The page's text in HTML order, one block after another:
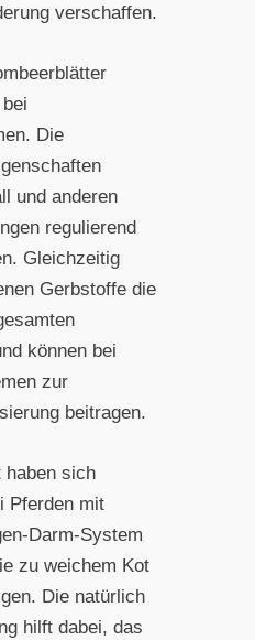
verschaffen.
Die
und anderen
regulierend
Gleichzeitig
Gerbstoffe die
können bei
zur
beitragen.
haben sich
Pferden mit
Darm-System
zu weichem Kot
Die natürlich
hilft dabei, das